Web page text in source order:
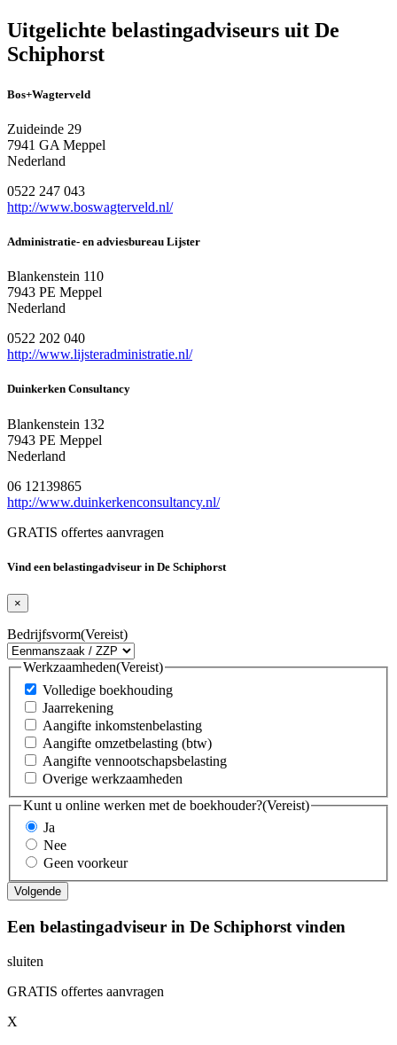
Uitgelichte belastingadviseurs uit De
Schiphorst
Bos+Wagterveld
Zuideinde 29
7941 GA Meppel
Nederland
0522 247 043
http://www.boswagterveld.nl/
Administratie- en adviesbureau Lijster
Blankenstein 110
7943 PE Meppel
Nederland
0522 202 040
http://www.lijsteradministratie.nl/
Duinkerken Consultancy
Blankenstein 132
7943 PE Meppel
Nederland
06 12139865
http://www.duinkerkenconsultancy.nl/
GRATIS offertes aanvragen
Vind een belastingadviseur in De Schiphorst
×
Bedrijfsvorm(Vereist)
Werkzaamheden(Vereist)
Volledige boekhouding
Jaarrekening
Aangifte inkomstenbelasting
Aangifte omzetbelasting (btw)
Aangifte vennootschapsbelasting
Overige werkzaamheden
Kunt u online werken met de boekhouder?(Vereist)
Ja
Nee
Geen voorkeur
Een belastingadviseur in De Schiphorst vinden
sluiten
GRATIS offertes aanvragen
X